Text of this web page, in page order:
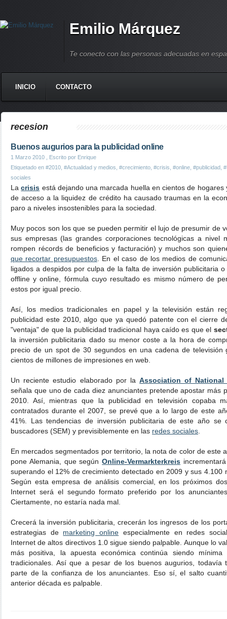
Emilio Márquez
Te conecto con las personas adecuadas en
INICIO CONTACTO
recesion
Buenos augurios para la publicidad online
1 Marzo 2010 , Escrito por Enrique
Etiquetado en #2010 #Actualidad y medios #crecimiento #crisis #online #publicidad
sociales
Lacrisis está dejando una marcada huella en cientos de
de acceso a la liquidez de crédito ha causado traumas en la
paro a niveles insostenibles para la sociedad.
Muy pocos son los que se pueden permitir el lujo de presumir de
sus empresas (las grandes corporaciones tecnológicas a nivel
rompen récords de beneficios y facturación) y muchos son
que recortar presupuestos. En el caso de los medios de
ligados a despidos por culpa de la falta de inversión publicitaria
offline y online, fórmula cuyo resultado es mismo número de
estos por igual precio.
Así, los medios tradicionales en papel y la televisión están
publicidad este 2010, algo que ya quedó patente con el cierre
"ventaja" de que la publicidad tradicional haya caído es que el
la inversión publicitaria dado su menor coste a la hora de
precio de un spot de 30 segundos en una cadena de televisión
cientos de millones de impresiones en web.
Un reciente estudio elaborado por laAssociation of
señala que uno de cada diez anunciantes pretende apostar más
2010. Así, mientras que la publicidad en televisión copaba
contratados durante el 2007, se prevé que a lo largo de este
41%. Las tendencias de inversión publicitaria de este año se
buscadores (SEM) y previsiblemente en las redes sociales
En mercados segmentados por territorio, la nota de color de este
pone Alemania, que segúnOnline-Vermarkterkreis
superando el 12% de crecimiento detectado en 2009 y sus 4.100
Según esta empresa de análisis comercial, en los próximos
Internet será el segundo formato preferido por los
Ciertamente, no estaría nada mal.
Crecerá la inversión publicitaria, crecerán los ingresos de los
estrategias de marketing online especialmente en redes
Internet de altos directivos 1.0 sigue siendo palpable. Aunque lo
más positiva, la apuesta económica continúa siendo
tradicionales. Así que a pesar de los buenos augurios, todavía
parte de la confianza de los anunciantes. Eso sí, el salto
anterior década es palpable.